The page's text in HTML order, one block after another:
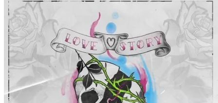
Pagina externă
Pagina externă
Pagina externă
Pagina externă
Pagina externă
Vezi pagina artistului